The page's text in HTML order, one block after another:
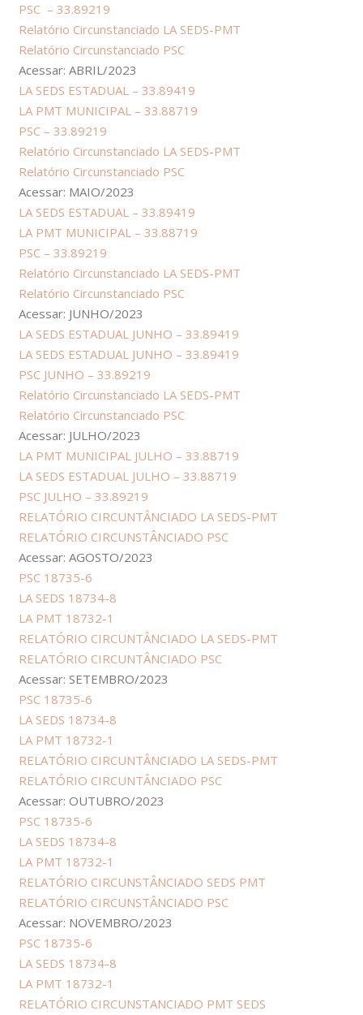
PSC – 33.89219
Relatório Circunstanciado LA SEDS-PMT
Relatório Circunstanciado PSC
Acessar: ABRIL/2023
LA SEDS ESTADUAL – 33.89419
LA PMT MUNICIPAL – 33.88719
PSC – 33.89219
Relatório Circunstanciado LA SEDS-PMT
Relatório Circunstanciado PSC
Acessar: MAIO/2023
LA SEDS ESTADUAL – 33.89419
LA PMT MUNICIPAL – 33.88719
PSC – 33.89219
Relatório Circunstanciado LA SEDS-PMT
Relatório Circunstanciado PSC
Acessar: JUNHO/2023
LA SEDS ESTADUAL JUNHO – 33.89419
LA SEDS ESTADUAL JUNHO – 33.89419
PSC JUNHO – 33.89219
Relatório Circunstanciado LA SEDS-PMT
Relatório Circunstanciado PSC
Acessar: JULHO/2023
LA PMT MUNICIPAL JULHO – 33.88719
LA SEDS ESTADUAL JULHO – 33.88719
PSC JULHO – 33.89219
RELATÓRIO CIRCUNTÂNCIADO LA SEDS-PMT
RELATÓRIO CIRCUNSTÂNCIADO PSC
Acessar: AGOSTO/2023
PSC 18735-6
LA SEDS 18734-8
LA PMT 18732-1
RELATÓRIO CIRCUNTÂNCIADO LA SEDS-PMT
RELATÓRIO CIRCUNTÂNCIADO PSC
Acessar: SETEMBRO/2023
PSC 18735-6
LA SEDS 18734-8
LA PMT 18732-1
RELATÓRIO CIRCUNTÂNCIADO LA SEDS-PMT
RELATÓRIO CIRCUNTÂNCIADO PSC
Acessar: OUTUBRO/2023
PSC 18735-6
LA SEDS 18734-8
LA PMT 18732-1
RELATÓRIO CIRCUNSTÂNCIADO SEDS PMT
RELATÓRIO CIRCUNSTÂNCIADO PSC
Acessar: NOVEMBRO/2023
PSC 18735-6
LA SEDS 18734-8
LA PMT 18732-1
RELATÓRIO CIRCUNSTANCIADO PMT SEDS